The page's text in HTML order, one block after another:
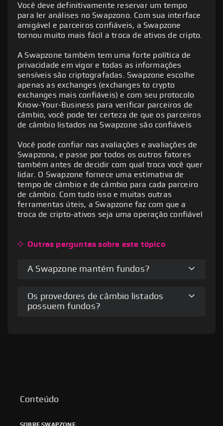
Você deve definitivamente reservar um tempo
para ler análises no Swapzono. Com sua interface
amigável e parceiros confiáveis, a Swapzone
tornou muito mais fácil a troca de ativos de cripto.
A Swapzone também tem uma forte política de
privacidade em vigor e todas as informações
sensíveis são criptografadas. Swapzone escolhe
apenas as exchanges (exchanges to crypto
exchanges mais confiáveis) e com seu protocolo
Know-Your-Business para verificar parceiros de
câmbio, você pode ter certeza de que os parceiros
de câmbio listados na Swapzone são confiáveis
Você pode confiar nas avaliações e avaliações de
Swapzona, e passe por todos os outros fatores
também antes de decidir com qual troca você quer
lidar. O Swapzone fornece uma estimativa de
tempo de câmbio e de câmbio para cada parceiro
de câmbio. Com tudo isso e muitas outras
ferramentas úteis, a Swapzone faz com que a
troca de cripto-ativos seja uma operação confiável
Outras perguntas sobre este tópico
A Swapzone mantém fundos?
A Swapzone oferece um serviço sem custódia
controle sobre seus ativos e fundos cripto.
Além disso, a Swapzone não requer nenhuma
informação pessoal dos usuários e também
não há taxas ocultas
Com o Swapzone, os usuários não são
obrigados a desistir do controle sobre seus
ativos e fundos de cripto, e esta é talvez uma
negociantes de criptomoedas, investidores e
entusiastas ao redor do mundo estão
prontos para confiar em Swapzone
Os provedores de câmbio listados
possuem fundos?
Provedores de câmbio não possuem fundos
nas suas plataformas. Eles não têm custódia
como a Swapzone
Conteúdo
SOBRE SWAPZONE